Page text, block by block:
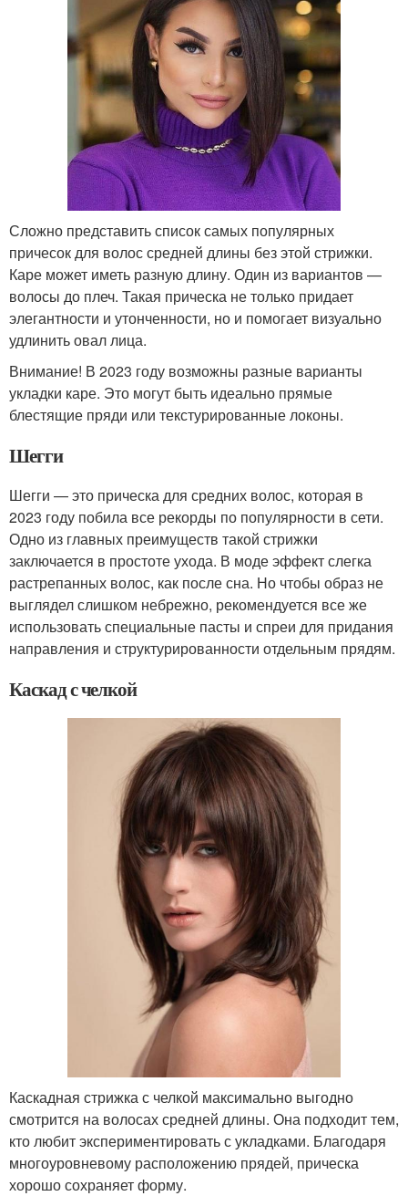
Сложно представить список самых популярных
причесок для волос средней длины без этой стрижки.
Каре может иметь разную длину. Один из вариантов —
волосы до плеч. Такая прическа не только придает
элегантности и утонченности, но и помогает визуально
удлинить овал лица.
Внимание! В 2023 году возможны разные варианты
укладки каре. Это могут быть идеально прямые
блестящие пряди или текстурированные локоны.
Шегги
Шегги — это прическа для средних волос, которая в
2023 году побила все рекорды по популярности в сети.
Одно из главных преимуществ такой стрижки
заключается в простоте ухода. В моде эффект слегка
растрепанных волос, как после сна. Но чтобы образ не
выглядел слишком небрежно, рекомендуется все же
использовать специальные пасты и спреи для придания
направления и структурированности отдельным прядям.
Каскад с челкой
Каскадная стрижка с челкой максимально выгодно
смотрится на волосах средней длины. Она подходит тем,
кто любит экспериментировать с укладками. Благодаря
многоуровневому расположению прядей, прическа
хорошо сохраняет форму.